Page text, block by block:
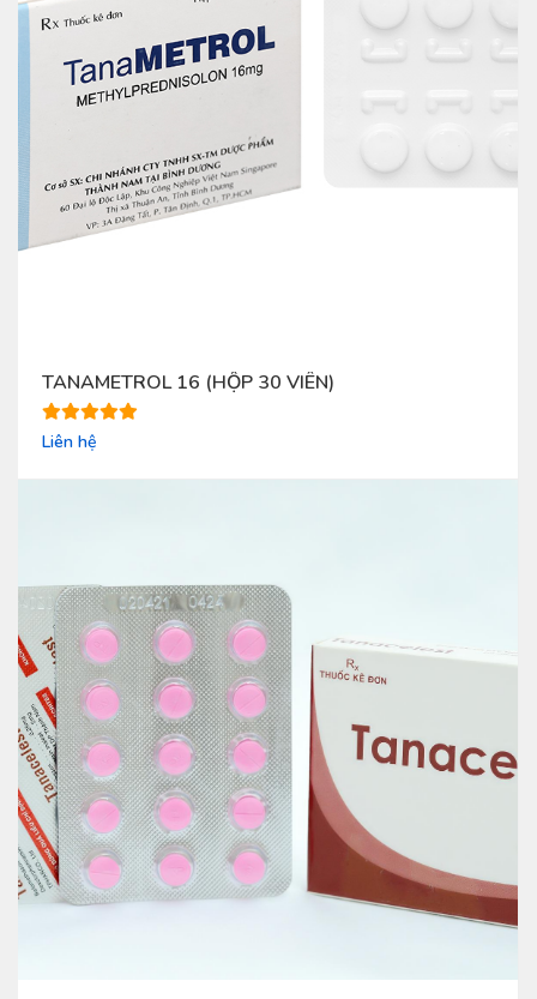
TANAMETROL 16 (HỘP 30 VIÊN)
Liên hệ